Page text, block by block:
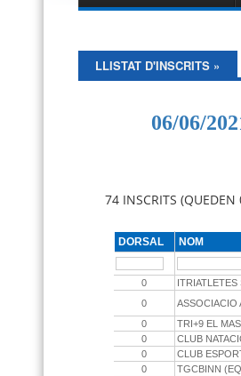
LLISTAT D'INSCRITS »
06/06/
74 INSCRITS (QUEDEN
DORSAL NOM
0
0
ASSOCIACIO
0
TRI+9 EL
0
CLUB
0
CLUB
0
TGCBINN